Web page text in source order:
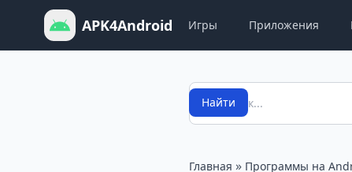
APK4Android Игры Приложения
Поиск
Найти
Главная » Программы на